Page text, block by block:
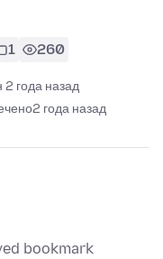
1 260
2 года назад
2 года назад
bookmark